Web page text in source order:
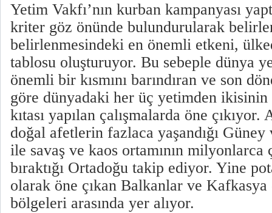
Yetim Vakfı’nın kurban kampanyası
kriter göz önünde bulundurularak
belirlenmesindeki en önemli etkeni,
tablosu oluşturuyor. Bu sebeple dünya
önemli bir kısmını barındıran ve son
göre dünyadaki her üç yetimden
kıtası yapılan çalışmalarda öne
doğal afetlerin fazlaca yaşandığı
ile savaş ve kaos ortamının milyonlarca
bıraktığı Ortadoğu takip ediyor. Yine
olarak öne çıkan Balkanlar ve
bölgeleri arasında yer alıyor.